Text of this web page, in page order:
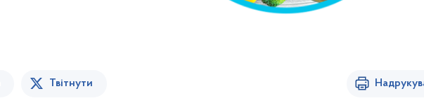
Твітнути